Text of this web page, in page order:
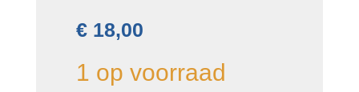
€18,00
1 op voorraad